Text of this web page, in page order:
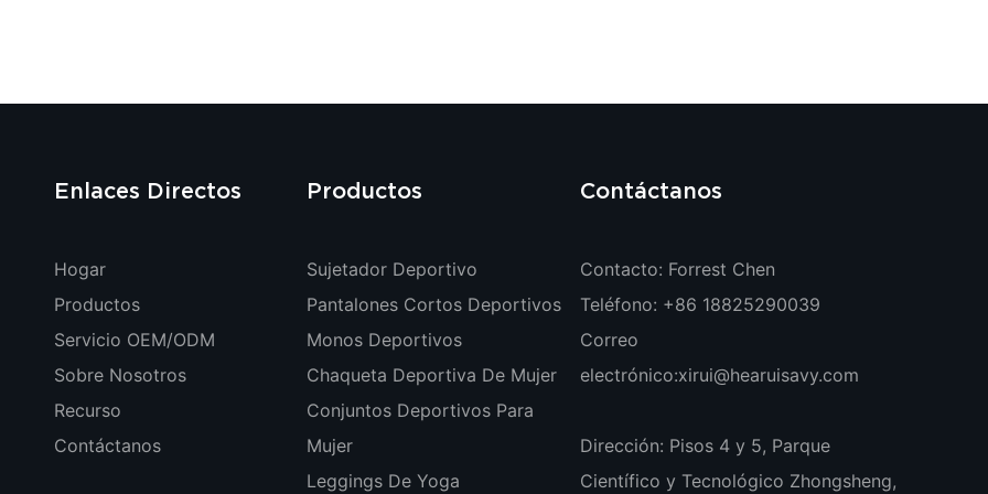
Enlaces Directos
Hogar
Productos
Servicio OEM/ODM
Sobre Nosotros
Recurso
Contáctanos
Productos
Sujetador Deportivo
Pantalones Cortos Deportivos
Monos Deportivos
Chaqueta Deportiva De Mujer
Conjuntos Deportivos Para
Mujer
Leggings De Yoga
Contáctanos
Contacto: Forrest Chen
Teléfono: +86 18825290039
Correo
electrónico:xirui@hearuisavy.com
Dirección: Pisos 4 y 5, Parque
Científico y Tecnológico Zhongsheng,